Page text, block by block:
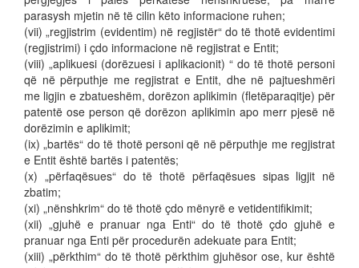
parasysh mjetin në të cilin këto informacione ruhen;
(vii) „regjistrim (evidentim) në regjistër“ do të thotë evidentimi
(regjistrimi) i çdo informacione në regjistrat e Entit;
(viii) „aplikuesi (dorëzuesi i aplikacionit) “ do të thotë personi
që në përputhje me regjistrat e Entit, dhe në pajtueshmëri
me ligjin e zbatueshëm, dorëzon aplikimin (fletëparaqitje) për
patentë ose person që dorëzon aplikimin apo merr pjesë në
dorëzimin e aplikimit;
(ix) „bartës“ do të thotë personi që në përputhje me regjistrat
e Entit është bartës i patentës;
(x) „përfaqësues“ do të thotë përfaqësues sipas ligjit në
zbatim;
(xi) „nënshkrim“ do të thotë çdo mënyrë e vetidentifikimit;
(xii) „gjuhë e pranuar nga Enti“ do të thotë çdo gjuhë e
pranuar nga Enti për procedurën adekuate para Entit;
(xiii) „përkthim“ do të thotë përkthim gjuhësor ose, kur është